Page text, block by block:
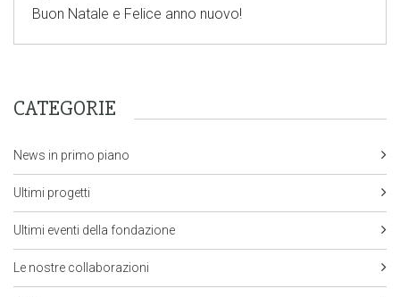
Buon Natale e Felice anno nuovo!
CATEGORIE
News in primo piano
Ultimi progetti
Ultimi eventi della fondazione
Le nostre collaborazioni